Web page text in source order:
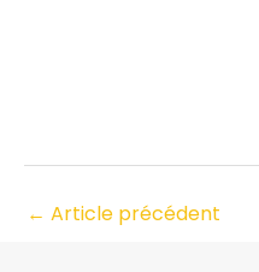
← Article précédent